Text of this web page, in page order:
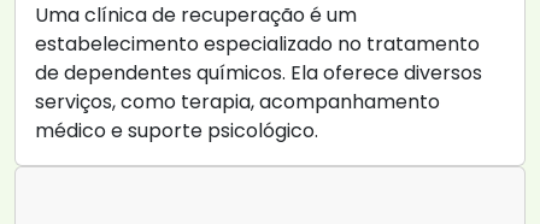
Uma clínica de recuperação é um
estabelecimento especializado no tratamento
de dependentes químicos. Ela oferece diversos
serviços, como terapia, acompanhamento
médico e suporte psicológico.